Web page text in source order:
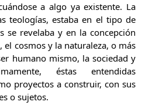
a algo ya existente. La
teologías, estaba en el tipo de
se revelaba y en la concepción
el cosmos y la naturaleza, o más
humano mismo, la sociedad y
éstas entendidas
proyectos a construir, con sus
o sujetos.